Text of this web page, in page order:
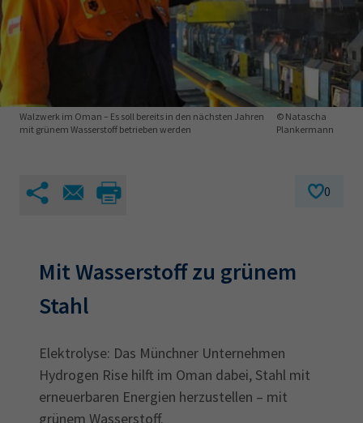
Leichte Sprache
IHK regional
Karriere
EN
Magazin
AdA
34d
Prüfungstermine
Wirtschaftsfachwirt
34f
Negativerklärung
Sachkundeprüfung
Berichtsheft
AEVO
34i
Prüfbericht
Walzwerk im Oman – Es soll bereits in den nächsten Jahren
mit grünem Wasserstoff betrieben werden
© Natascha
Plankermann
0
Mit Wasserstoff zu grünem
Stahl
Elektrolyse: Das Münchner Unternehmen
Hydrogen Rise hilft im Oman dabei, Stahl mit
erneuerbaren Energien herzustellen – mit
grünem Wasserstoff.